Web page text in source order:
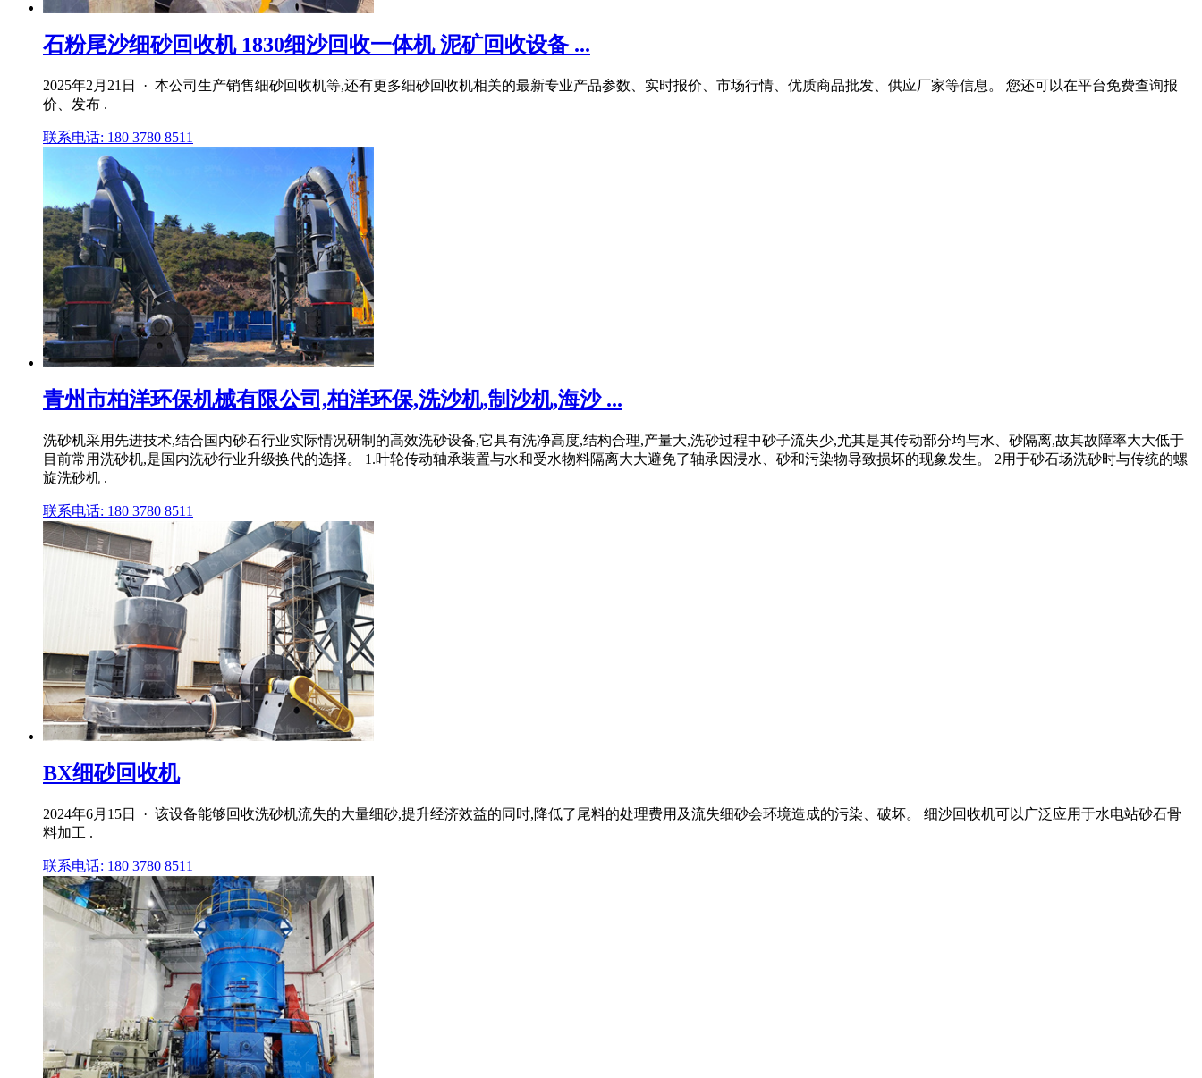
石粉尾沙细砂回收机 1830细沙回收一体机 泥矿回收设备 ...
2025年2月21日 · 本公司生产销售细砂回收机等,还有更多细砂回收机相关的最新专业产品参数、实时报价、市场行情、优质商品批发、供应厂家等信息。 您还可以在平台免费查询报
价、发布 .
联系电话: 180 3780 8511
青州市柏洋环保机械有限公司,柏洋环保,洗沙机,制沙机,海沙 ...
洗砂机采用先进技术,结合国内砂石行业实际情况研制的高效洗砂设备,它具有洗净高度,结构合理,产量大,洗砂过程中砂子流失少,尤其是其传动部分均与水、砂隔离,故其故障率大大低于
目前常用洗砂机,是国内洗砂行业升级换代的选择。 1.叶轮传动轴承装置与水和受水物料隔离大大避免了轴承因浸水、砂和污染物导致损坏的现象发生。 2用于砂石场洗砂时与传统的螺
旋洗砂机 .
联系电话: 180 3780 8511
BX细砂回收机
2024年6月15日 · 该设备能够回收洗砂机流失的大量细砂,提升经济效益的同时,降低了尾料的处理费用及流失细砂会环境造成的污染、破坏。 细沙回收机可以广泛应用于水电站砂石骨
料加工 .
联系电话: 180 3780 8511